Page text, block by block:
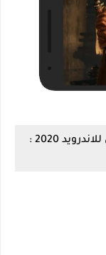
مميزات لعبة سيكيرو شادوز داي توايس للاندرويد 2020 :